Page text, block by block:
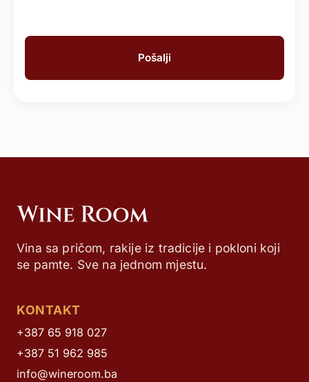
Vina sa pričom, rakije iz tradicije i pokloni koji
se pamte. Sve na jednom mjestu.
KONTAKT
+387 65 918 027
+387 51 962 985
info@wineroom.ba